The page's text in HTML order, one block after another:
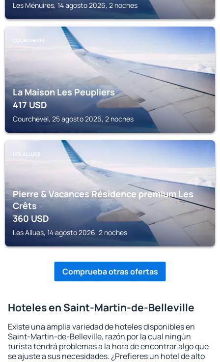
Les Ménuires, 14 agosto 2026, 2 noches
COURCHEVEL
La Maison Les Peupliers
417USD
Courchevel, 25 agosto 2026, 2 noches
LES ALLUES
Pierre & Vacances Résidence premium Les
Crêts
360USD
Les Allues, 14 agosto 2026, 2 noches
Comprueba otras ofertas
Hoteles en Saint-Martin-de-Belleville
Existe una amplia variedad de hoteles disponibles en
Saint-Martin-de-Belleville, razón por la cual ningún
turista tendrá problemas a la hora de encontrar algo que
se ajuste a sus necesidades. ¿Prefieres un hotel de alto